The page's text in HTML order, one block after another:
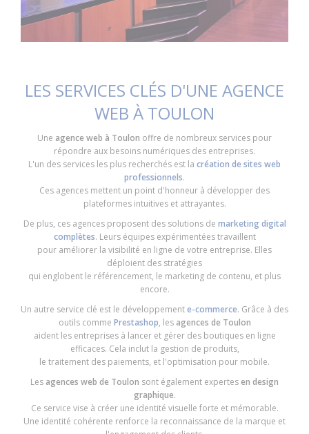
LES SERVICES CLÉS D'UNE AGENCE
WEB À TOULON
Une agence web à Toulon offre de nombreux services pour
répondre aux besoins numériques des entreprises.
L'un des services les plus recherchés est la création de sites web
professionnels.
Ces agences mettent un point d'honneur à développer des
plateformes intuitives et attrayantes.
De plus, ces agences proposent des solutions de marketing digital
complètes. Leurs équipes expérimentées travaillent
pour améliorer la visibilité en ligne de votre entreprise. Elles
déploient des stratégies
qui englobent le référencement, le marketing de contenu, et plus
encore.
Un autre service clé est le développemente-commerce. Grâce à des
outils comme Prestashop, les agences de Toulon
aident les entreprises à lancer et gérer des boutiques en ligne
efficaces. Cela inclut la gestion de produits,
le traitement des paiements, et l'optimisation pour mobile.
Les agences web de Toulon sont également expertesen design
graphique.
Ce service vise à créer une identité visuelle forte et mémorable.
Une identité cohérente renforce la reconnaissance de la marque et